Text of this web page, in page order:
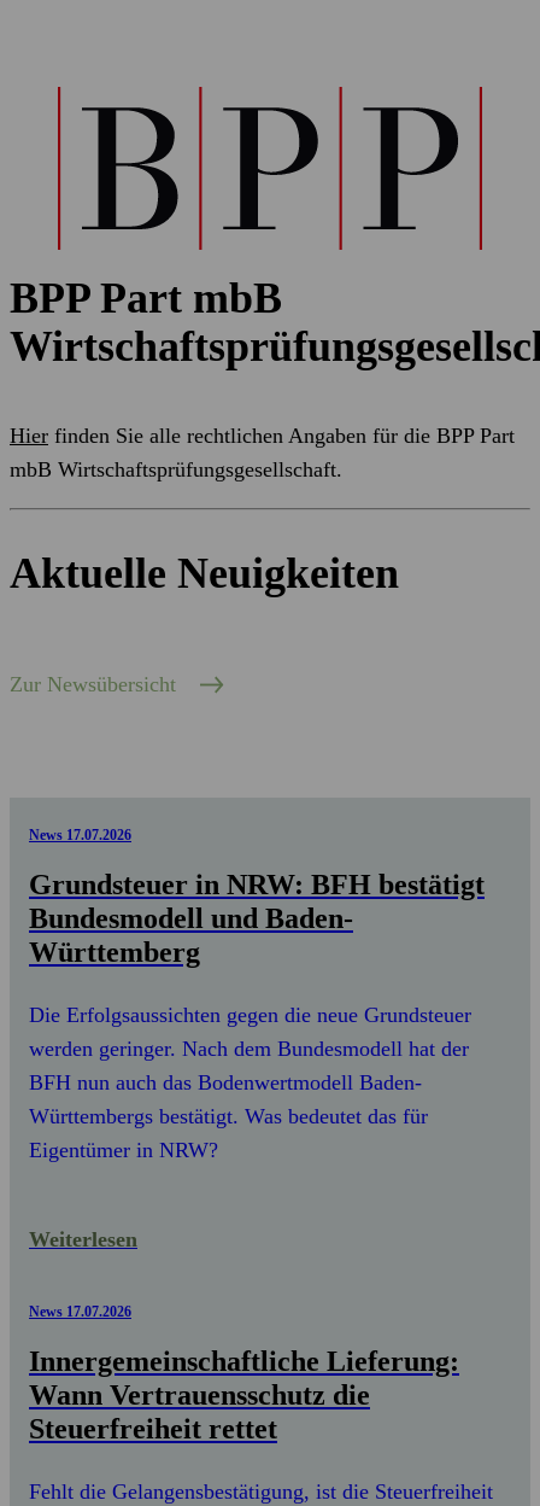
BPP Part mbB
Hier finden Sie alle rechtlichen Angaben für die BPP Part
mbB Wirtschaftsprüfungsgesellschaft.
Aktuelle Neuigkeiten
Zur Newsübersicht
News 17.07.2026
Grundsteuer in NRW: BFH bestätigt
Bundesmodell und Baden-
Württemberg
Die Erfolgsaussichten gegen die neue Grundsteuer
werden geringer. Nach dem Bundesmodell hat der
BFH nun auch das Bodenwertmodell Baden-
Württembergs bestätigt. Was bedeutet das für
Eigentümer in NRW?
Weiterlesen
News 17.07.2026
Innergemeinschaftliche Lieferung:
Wann Vertrauensschutz die
Steuerfreiheit rettet
Fehlt die Gelangensbestätigung, ist die Steuerfreiheit